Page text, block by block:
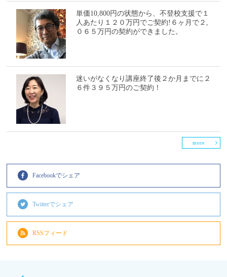
単価10,800円の状態から、不登校支援で１
人あたり１２０万円でご契約!６ヶ月で２,
０６５万円の契約ができました。
迷いがなくなり講座終了後２か月までに２
６件３９５万円のご契約！
more
Facebookでシェア
Twitterでシェア
RSSフィード